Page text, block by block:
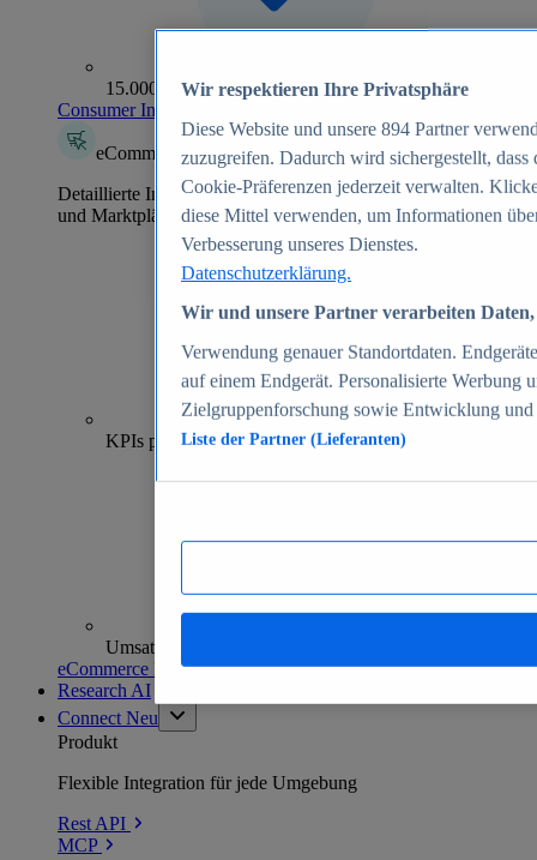
15.000+ Marken
Consumer Insights entdecken
eCommerce Insights
Detaillierte Informationen zu mehr als 39.000 Online-Shops
und Marktplätzen
70+
KPIs pro Shop
Umsatzanalysen und -prognosen
eCommerce Insights entdecken
Research AI
Connect Neu
Produkt
Flexible Integration für jede Umgebung
Rest API
MCP
Wir respektieren Ihre Privatsphäre
Diese Website und unsere 894 Partner
zuzugreifen. Dadurch wird sichergestellt,
Cookie-Präferenzen jederzeit verwalten.
diese Mittel verwenden, um Informationen
Verbesserung unseres Dienstes.
Datenschutzerklärung.
Wir und unsere Partner verarbeiten
Verwendung genauer Standortdaten.
auf einem Endgerät. Personalisierte Werbung
Zielgruppenforschung sowie Entwicklung
Liste der Partner (Lieferanten)